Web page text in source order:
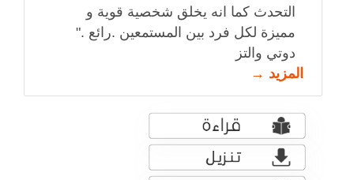
التحدث كما انه يخلق شخصية قوية و
مميزة لكل فرد بين المستمعين .رائع ."
دوتي والتز
المزيد →